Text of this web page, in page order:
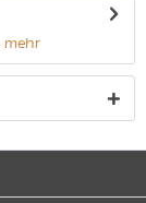
mehr